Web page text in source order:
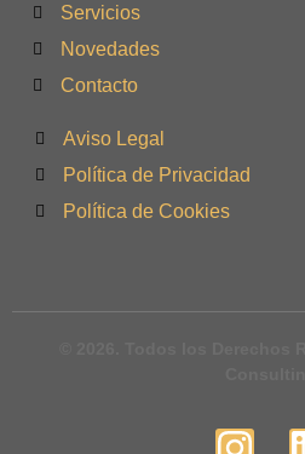
Servicios
Novedades
Contacto
Aviso Legal
Política de Privacidad
Política de Cookies